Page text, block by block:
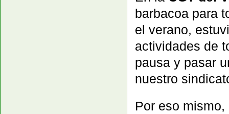
barbacoa para
el verano,
actividades de
pausa y pasar
nuestro
Por eso